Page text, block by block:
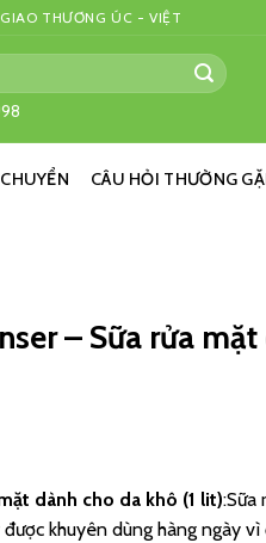
THƯƠNG ÚC - VIỆT
CÂU HỎI THƯỜNG
– Sữa rửa
dành cho da khô (1 lit):Sữa
khuyên dùng hàng ngày